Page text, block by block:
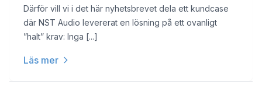
Därför vill vi i det här nyhetsbrevet dela ett kundcase
där NST Audio levererat en lösning på ett ovanligt
”halt” krav: Inga [...]
Läs mer